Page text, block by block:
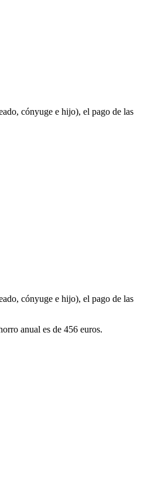
cónyuge e hijo), el pago de las
cónyuge e hijo), el pago de las
anual es de 456 euros.